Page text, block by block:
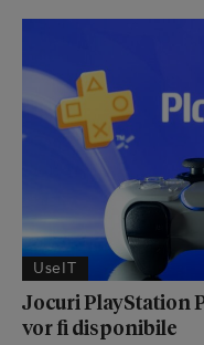
UseIT
Jocuri PlayStation
vor fi disponibile